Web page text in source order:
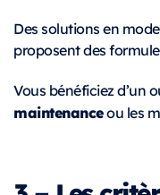
Des solutions en mode
proposent des
Vous bénéficiez d’un
maintenanceou les